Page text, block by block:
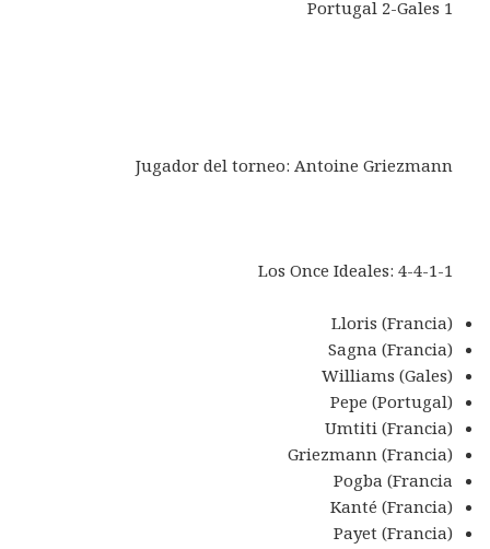
Portugal 2-Gales 1
Jugador del torneo: Antoine Griezmann
Los Once Ideales: 4-4-1-1
Lloris (Francia)
Sagna (Francia)
Williams (Gales)
Pepe (Portugal)
Umtiti (Francia)
Griezmann (Francia)
Pogba (Francia
Kanté (Francia)
Payet (Francia)